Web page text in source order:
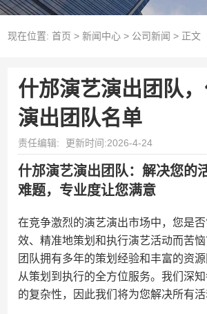
现在位置: 首页 > 新闻中心> 公司新闻 > 正文
什邡演艺演出团队
演出团队名单
责任编辑: 更新时间:2026-4-24
什邡演艺演出团队：解决您的
难题，专业度让您满意
在竞争激烈的演艺演出市场中，您是
效、精准地策划和执行演艺活动而苦
团队拥有多年的策划经验和丰富的资
从策划到执行的全方位服务。我们深
的复杂性，因此我们将为您解决所有活